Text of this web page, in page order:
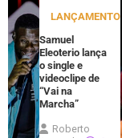
LANÇAMENTOS
Samuel
Eleoterio lança
o single e
videoclipe de
“Vai na
Marcha”
Roberto